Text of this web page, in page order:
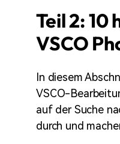
Teil 2: 10
VSCO
In diesem
VSCO-
auf der Suche
durch und